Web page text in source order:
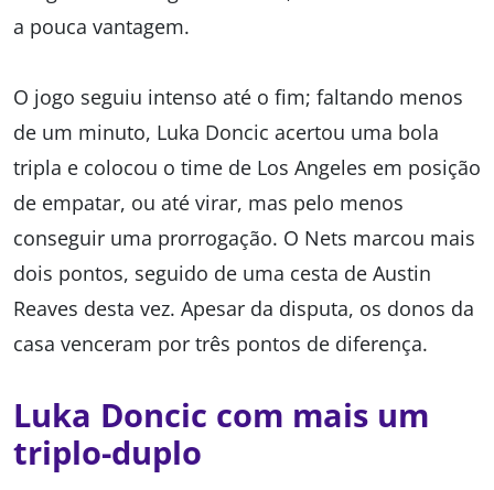
a pouca vantagem.
O jogo seguiu intenso até o fim; faltando menos
de um minuto, Luka Doncic acertou uma bola
tripla e colocou o time de Los Angeles em posição
de empatar, ou até virar, mas pelo menos
conseguir uma prorrogação. O Nets marcou mais
dois pontos, seguido de uma cesta de Austin
Reaves desta vez. Apesar da disputa, os donos da
casa venceram por três pontos de diferença.
Luka Doncic com mais um
triplo-duplo